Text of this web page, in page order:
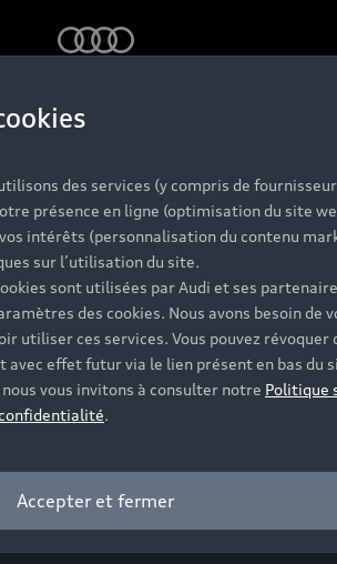
des services (y compris de
présence en ligne (optimisation du site
intérêts (personnalisation du contenu
sur l’utilisation du site.
sont utilisées par Audi et ses
des cookies. Nous avons besoin de
utiliser ces services. Vous pouvez révoquer
effet futur via le lien présent en bas du
vous invitons à consulter notre Politique
.
Accepter et fermer